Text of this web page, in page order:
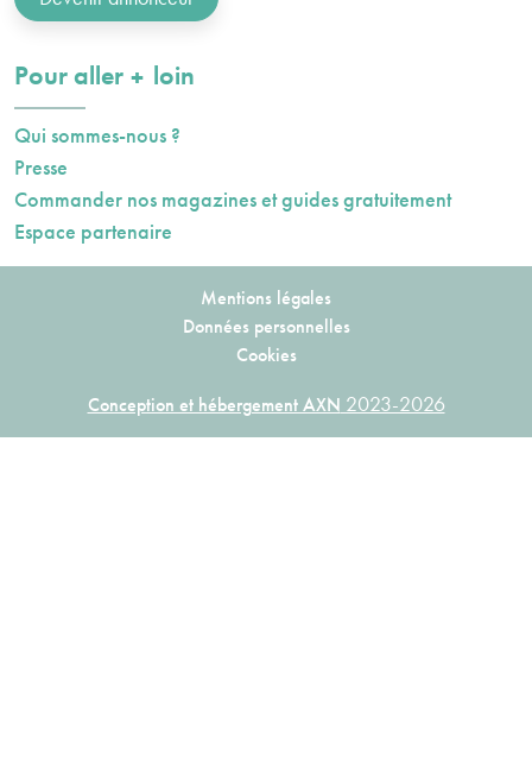
Pour aller plusloin
Qui sommes-nous ?
Presse
Commander nos magazines et guides gratuitement
Espace partenaire
Mentions légales
Données personnelles
Cookies
Conception et hébergement AXN 2023-2026